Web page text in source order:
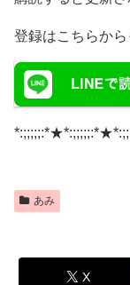
登録はこちらか
あみ
X